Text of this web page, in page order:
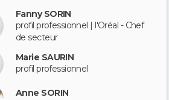
Fanny SORIN
profil professionnel | l'Oréal - Chef
de secteur
Marie SAURIN
profil professionnel
Anne SORIN